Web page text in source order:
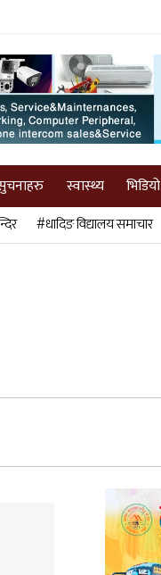
स्वास्थ्य भिडियो
#धादिङ विद्यालय समाचार